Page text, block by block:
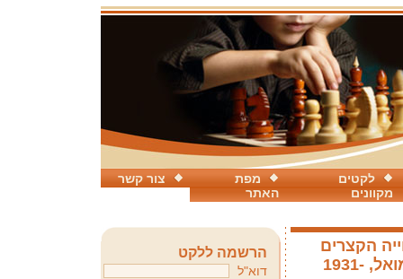
צור קשר
מפת
האתר
לקטים
מקוונים
הקצרים
של מריון סמואל, 1931-
הרשמה ללקט
דוא"ל